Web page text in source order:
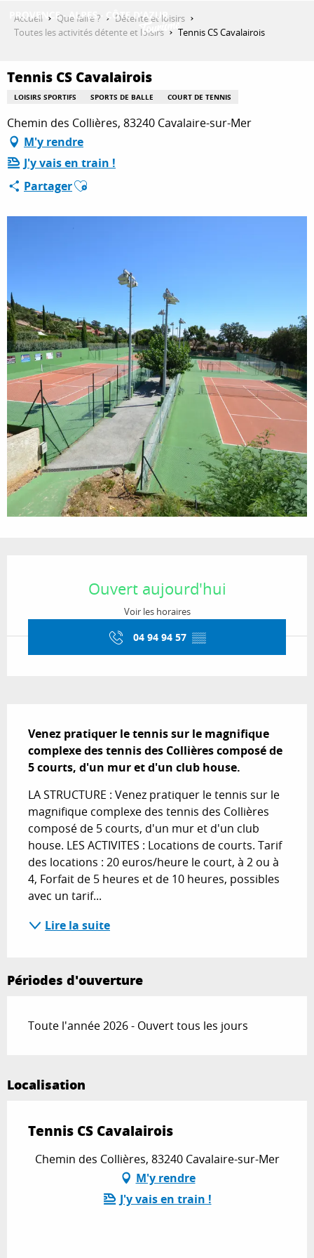
QUE FAIRE ?
SÉJOURNER
ESPACE PRO
Accueil Que faire ?
Détente et loisirs
Toutes les activités détente et loisirs
Tennis CS Cavalairois
Tennis CS Cavalairois
LOISIRS SPORTIFS SPORTS DE BALLE COURT DE TENNIS
Chemin des Collières, 83240 Cavalaire-sur-Mer
M'y rendre
J'y vais en train !
PartagerAjouter aux favoris
Ouvert aujourd'hui
Voir les horaires
04 94 94 57 ▒▒
Venez pratiquer le tennis sur le magnifique
complexe des tennis des Collières composé de
5 courts, d'un mur et d'un club house.
LA STRUCTURE : Venez pratiquer le tennis sur le
magnifique complexe des tennis des Collières
composé de 5 courts, d'un mur et d'un club
house. LES ACTIVITES : Locations de courts. Tarif
des locations : 20 euros/heure le court, à 2 ou à
4, Forfait de 5 heures et de 10 heures, possibles
avec un tarif...
Lire la suite
Périodes d'ouverture
Toute l'année 2026 - Ouvert tous les jours
Localisation
Tennis CS Cavalairois
Chemin des Collières, 83240 Cavalaire-sur-Mer
M'y rendre
J'y vais en train !